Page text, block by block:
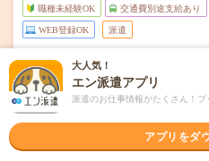
職種未経験OK 交通費別途支給あり
WEB登録OK 派遣
勤務地
福岡県大野城市
大野城駅から---分／白
／水城駅から---分
曜日頻度 週2日～OK（月～金）
時間
1日3時間～OK！（7時
大人気！
エン派遣アプリ
派遣のお仕事情報がたくさん！プ
アプリをダ